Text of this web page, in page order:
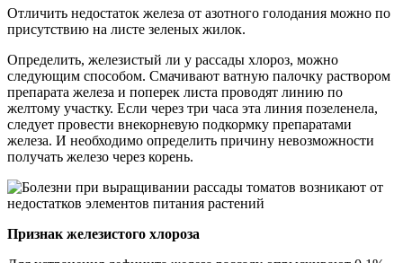
Отличить недостаток железа от азотного голодания можно по
присутствию на листе зеленых жилок.
Определить, железистый ли у рассады хлороз, можно
следующим способом. Смачивают ватную палочку раствором
препарата железа и поперек листа проводят линию по
желтому участку. Если через три часа эта линия позеленела,
следует провести внекорневую подкормку препаратами
железа. И необходимо определить причину невозможности
получать железо через корень.
Признак железистого хлороза